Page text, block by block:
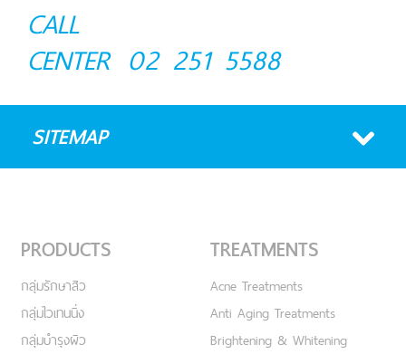
CALL
CENTER 02 251 5588
SITEMAP
PRODUCTS
กลุ่มรักษาสิว
กลุ่มไวเทนนิ่ง
กลุ่มบำรุงผิว
TREATMENTS
Acne Treatments
Anti Aging Treatments
Brightening & Whitening